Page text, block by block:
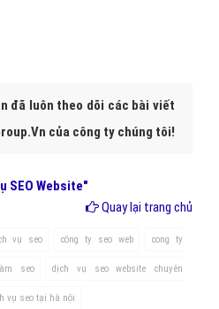
đã luôn theo dõi các bài viết
của công ty chúng tôi!
SEO Website"
Quay lại trang chủ
vụ seo công ty seo web cong ty
seo dịch vụ seo website chuyên
vụ seo tại hà nội